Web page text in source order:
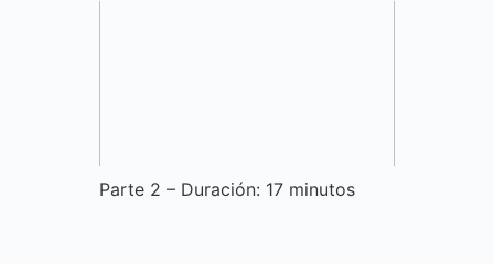
Parte 2 – Duración: 17 minutos